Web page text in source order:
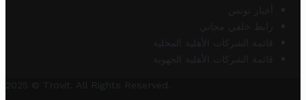
أخبار تونس
رابط خلفي مجاني
قائمة الشركات الأهلية المحلية
قائمة الشركات الأهلية الجهوية
2025 © Trovit. All Rights Reserved.